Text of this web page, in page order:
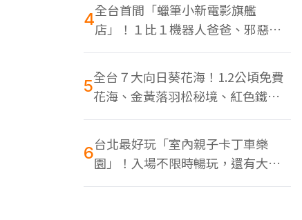
4全台首間「蠟筆小新電影旗艦
店」！１比１機器人爸爸、邪惡正
男，百款周邊買翻
5全台７大向日葵花海！1.2公頃免費
花海、金黃落羽松秘境、紅色鐵橋
同框
6台北最好玩「室內親子卡丁車樂
園」！入場不限時暢玩，還有大螢
幕Switch遊戲區